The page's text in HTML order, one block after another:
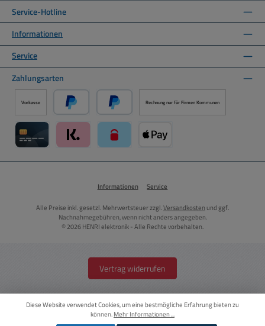
Service-Hotline
Informationen
Service
Zahlungsarten
Vorkasse
PayPal Später Bezahlen über PayPal
Rechnung nur für Firmen Kommunen
Informationen Service
Alle Preise inkl. gesetzl. Mehrwertsteuer zzgl.Versandkosten und ggf.
Nachnahmegebühren, wenn nicht anders angegeben.
© 2026 HENRI elektronik - Alle Rechte vorbehalten.
Vertrag widerrufen
Diese Website verwendet Cookies, um eine bestmögliche Erfahrung bieten zu
können.Mehr Informationen ...